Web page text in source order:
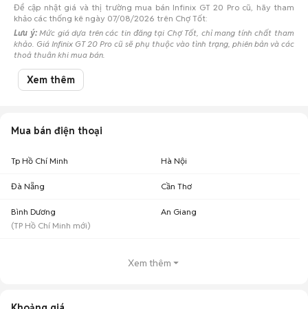
Để cập nhật giá và thị trường mua bán Infinix GT 20 Pro cũ, hãy tham
khảo các thống kê ngày 07/08/2026 trên Chợ Tốt:
Lưu ý:Mức giá dựa trên các tin đăng tại Chợ Tốt, chỉ mang tính chất tham
khảo. Giá Infinix GT 20 Pro cũ sẽ phụ thuộc vào tình trạng, phiên bản và các
thoả thuận khi mua bán.
Mua bán Infinix GT 20 Pro cũ
Xem thêm
Mua bán điện thoại
Tp Hồ Chí Minh Hà Nội
Đà Nẵng Cần Thơ
Bình Dương
(TP Hồ Chí Minh mới)
An Giang
Xem thêm